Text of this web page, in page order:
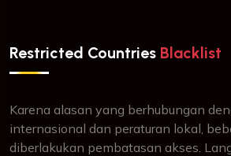
Restricted Countries Blacklist
Karena alasan yang berhubungan
internasional dan peraturan lokal,
diberlakukan pembatasan akses.